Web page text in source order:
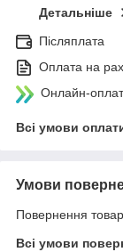
Детальніше
Післяплата
Оплата на
Онлайн-
Всі умови
Умови
Повернення
Всі умови